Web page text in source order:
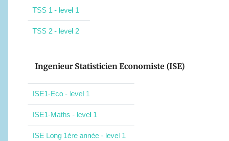
TSS 1 - level 1
TSS 2 - level 2
Ingenieur Statisticien Economiste (ISE)
ISE1-Eco - level 1
ISE1-Maths - level 1
ISE Long 1ère année - level 1